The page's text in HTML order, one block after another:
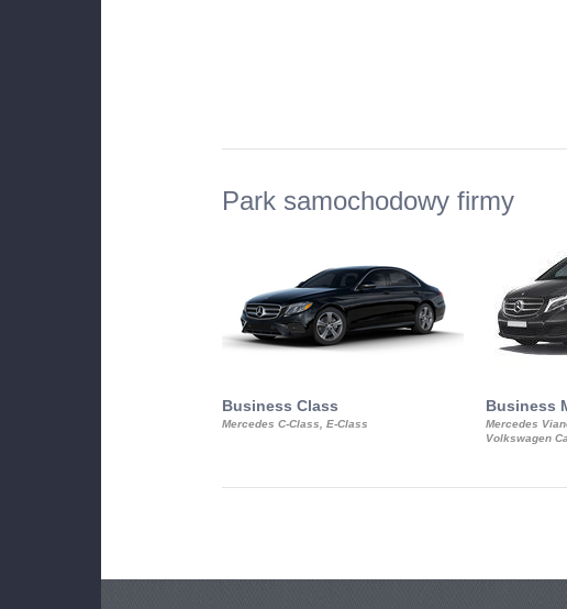
Park samochodowy firmy
Business Class
Mercedes C-Class, E-Class
Business
Mercedes
Volkswagen